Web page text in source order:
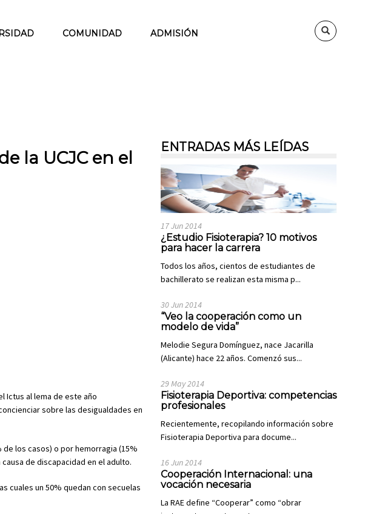
COMUNIDAD ADMISIÓN
la UCJC en el
Ictus al lema de este año
sobre las desigualdades en
los casos) o por hemorragia (15%
de discapacidad en el adulto.
cuales un 50% quedan con secuelas
ENTRADAS MÁS LEÍDAS
17 Jun 2014
¿Estudio Fisioterapia? 10 motivos
para hacer la carrera
Todos los años, cientos de estudiantes de
bachillerato se realizan esta misma p...
30 Jun 2014
“Veo la cooperación como un
modelo de vida”
Melodie Segura Domínguez, nace Jacarilla
(Alicante) hace 22 años. Comenzó sus...
29 May 2014
Fisioterapia Deportiva: competencias
profesionales
Recientemente, recopilando información sobre
Fisioterapia Deportiva para docume...
16 Jun 2014
Cooperación Internacional: una
vocación necesaria
La RAE define “Cooperar” como “obrar